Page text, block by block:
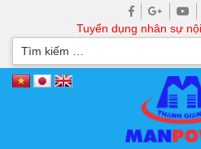
Tuyển dụng nhân sự